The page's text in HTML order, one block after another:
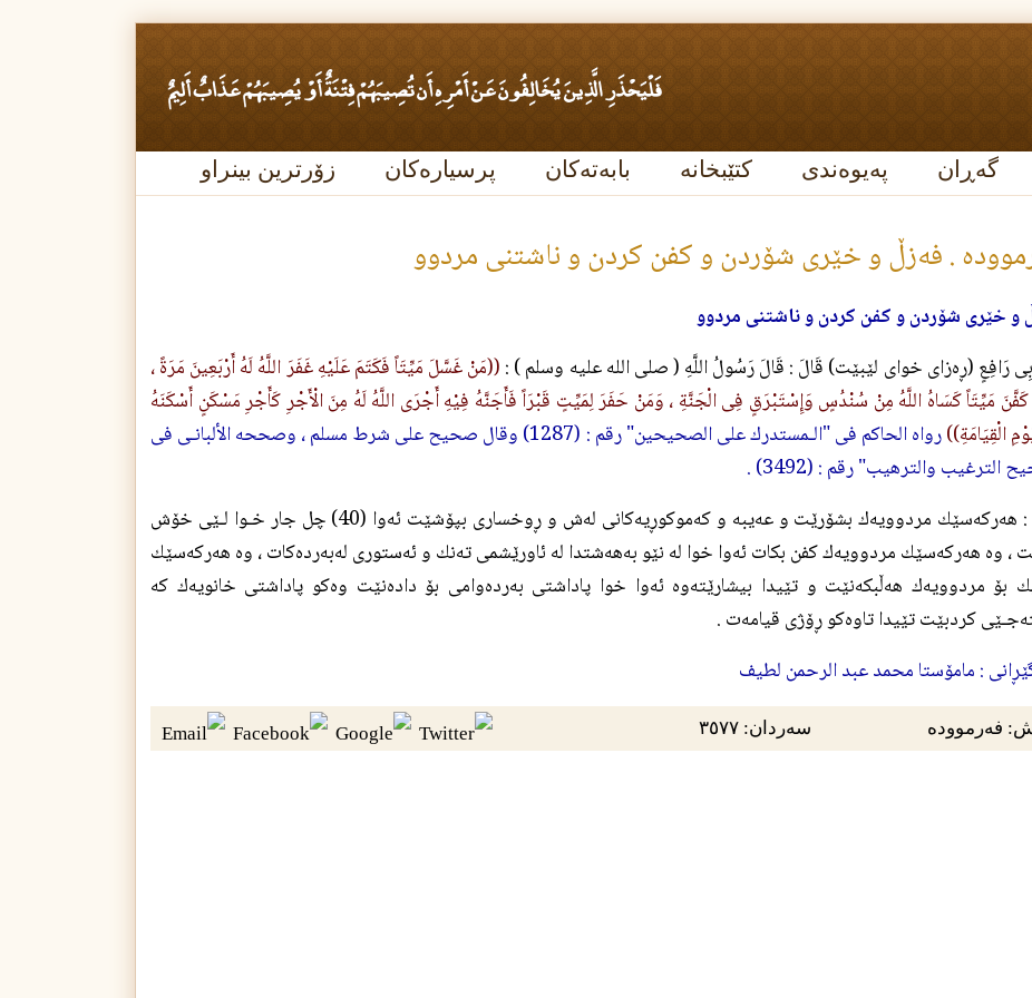
گەڕان پەیوەندی کتێبخانە بابەتەکان پرسیارەکان زۆرترین بینراو
. فه‌زڵ و خێرى شۆردن و كفن كردن و ناشتنى مردوو
و خێرى شۆردن و كفن كردن و ناشتنى مردوو
رَافِعٍ (ڕەزای خوای لێبێت) قَالَ : قَالَ رَسُولُ اللَّهِ ( صلی الله‌ علیه‌ وسلم ) : ((مَنْ غَسَّلَ مَيِّتَاً فَكَتَمَ عَلَيْهِ غَفَرَ اللَّهُ لَهُ أَرْبَعِينَ مَرَةً ،
مَيِّتَاً كَسَاهُ اللَّهُ مِنْ سُنْدُسٍ وَإِسْتَبْرَقٍ فِى الْجَنَّةِ ، وَمَنْ حَفَرَ لِمَيِّتٍ قَبْرَاً فَأَجَنَّهُ فِيْهِ أَجْرَى اللَّهُ لَهُ مِنَ الْأَجْرِ كَأَجْرِ مَسْكَنٍ أَسْكَنَهُ
الْقِيَامَةِ))
رواه الحاكم فى "الـمستدرك على الصحيحين" رقم : (1287) وقال صحيح على شرط مسلم ، وصححه الألبانـى فى
الترغيب والترهيب" رقم : (3492) .
واته‌ : هه‌ركه‌سێك مردوويه‌ك بشۆرێت و عه‌يبه‌ و كه‌موكوڕيه‌كانى له‌ش و ڕوخسارى بپۆشێت ئه‌وا (40) چل جار خـوا لـێى خۆش
، وه‌ هه‌ركه‌سێك مردوويه‌ك كفن بكات ئه‌وا خوا له‌ نێو به‌هه‌شتدا له‌ ئاورێشمى ته‌نك و ئه‌ستورى له‌به‌رده‌كات ، وه‌ هه‌ركه‌سێك
بۆ مردوويه‌ك هه‌ڵبكه‌نێت و تێيدا بيشارێته‌وه‌ ئه‌وا خوا پاداشتى به‌رده‌وامى بۆ داده‌نێت وه‌كو پاداشتى خانويه‌ك كه‌
كردبێت تێيدا تاوه‌كو ڕۆژى قيامه‌ت .
: مامۆستا محمد عبد الرحمن لطيف
فەرموودە سەردان: ٣٥٧٧